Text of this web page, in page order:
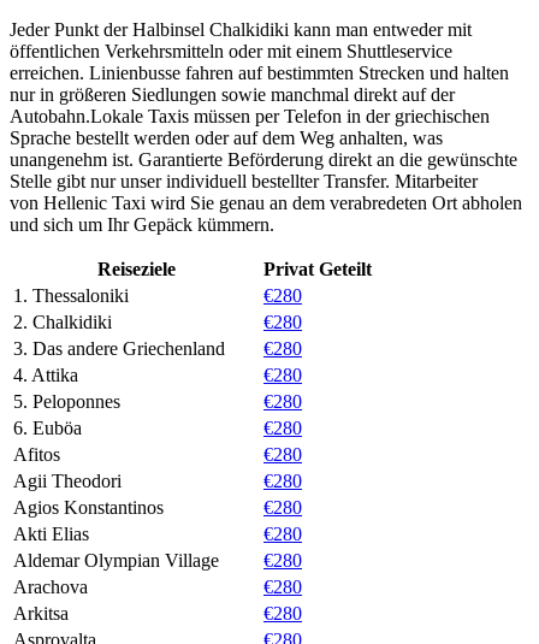
Jeder Punkt der Halbinsel Chalkidiki kann man entweder mit
öffentlichen Verkehrsmitteln oder mit einem Shuttleservice
erreichen. Linienbusse fahren auf bestimmten Strecken und halten
nur in größeren Siedlungen sowie manchmal direkt auf der
Autobahn.Lokale Taxis müssen per Telefon in der griechischen
Sprache bestellt werden oder auf dem Weg anhalten, was
unangenehm ist. Garantierte Beförderung direkt an die gewünschte
Stelle gibt nur unser individuell bestellter Transfer. Mitarbeiter
von Hellenic Taxi wird Sie genau an dem verabredeten Ort abholen
und sich um Ihr Gepäck kümmern.
Reiseziele Privat Geteilt
1. Thessaloniki
€280
2. Chalkidiki
€280
3. Das andere Griechenland
€280
4. Attika
€280
5. Peloponnes
€280
6. Euböa
€280
Afitos
€280
Agii Theodori
€280
Agios Konstantinos
€280
Akti Elias
€280
Aldemar Olympian Village
€280
Arachova
€280
Arkitsa
€280
Asprovalta
€280